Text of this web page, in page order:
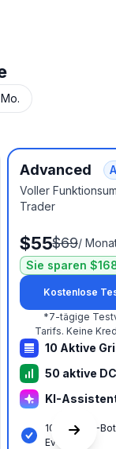
Mo.
Advanced
Voller
Trader
$55$69/
Sie sparen
Kostenlose
*7-tägige
Tarifs. Keine
10 Aktive
50 aktive
KI-
10 COMBO-
Evedex